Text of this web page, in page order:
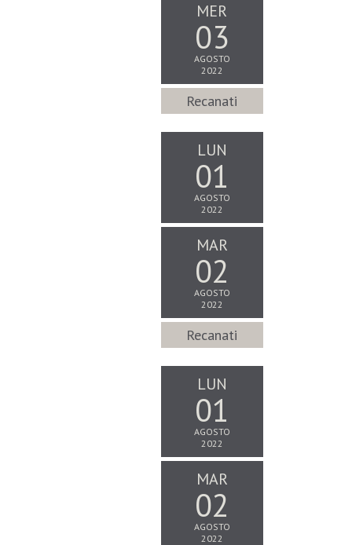
MER
03
AGOSTO
2022
Recanati
LUN
01
AGOSTO
2022
MAR
02
AGOSTO
2022
Recanati
LUN
01
AGOSTO
2022
MAR
02
AGOSTO
2022